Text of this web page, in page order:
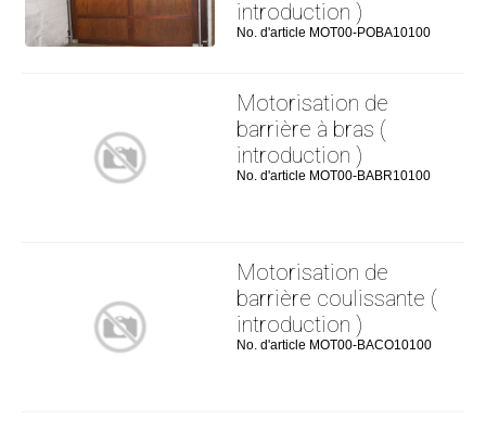
introduction )
No. d'article MOT00-POBA10100
Motorisation de
barrière à bras (
introduction )
No. d'article MOT00-BABR10100
Motorisation de
barrière coulissante (
introduction )
No. d'article MOT00-BACO10100